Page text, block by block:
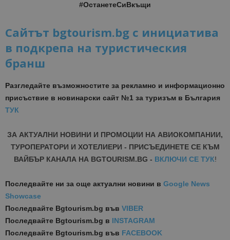
#ОстанетеСиВкъщи
Сайтът bgtourism.bg с инициатива
в подкрепа на туристическия
бранш
Разгледайте възможностите за рекламно и информационно
присъствие в новинарски сайт №1 за туризъм в България
ТУК
ЗА АКТУАЛНИ НОВИНИ И ПРОМОЦИИ НА АВИОКОМПАНИИ,
ТУРОПЕРАТОРИ И ХОТЕЛИЕРИ - ПРИСЪЕДИНЕТЕ СЕ КЪМ
ВАЙБЪР КАНАЛА НА BGTOURISM.BG - ВКЛЮЧИ СЕ ТУК!
Последвайте ни за още актуални новини в Google News
Showcase
Последвайте Bgtourism.bg във VIBER
Последвайте Bgtourism.bg в INSTAGRAM
Последвайте Bgtourism.bg във FACEBOOK